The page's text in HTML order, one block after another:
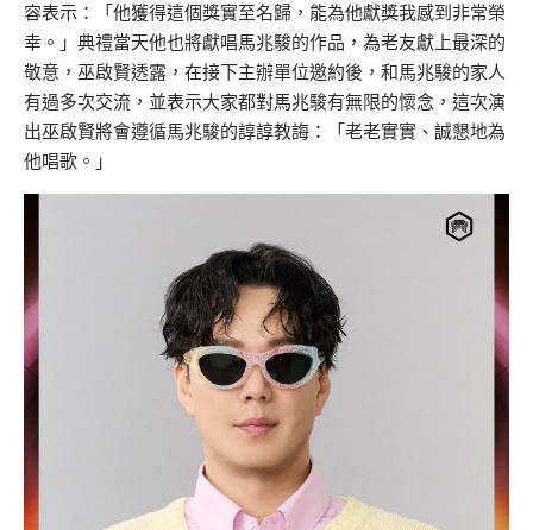
容表示：「他獲得這個獎實至名歸，能為他獻獎我感到非常榮
幸。」典禮當天他也將獻唱馬兆駿的作品，為老友獻上最深的
敬意，巫啟賢透露，在接下主辦單位邀約後，和馬兆駿的家人
有過多次交流，並表示大家都對馬兆駿有無限的懷念，這次演
出巫啟賢將會遵循馬兆駿的諄諄教誨：「老老實實、誠懇地為
他唱歌。」